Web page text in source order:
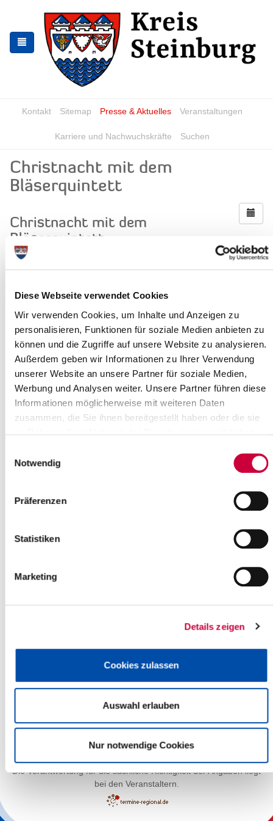
Diese Webseite verwendet Cookies
Wir verwenden Cookies, um Inhalte und Anzeigen zu
personalisieren, Funktionen für soziale Medien anbieten zu
können und die Zugriffe auf unsere Website zu analysieren.
Außerdem geben wir Informationen zu Ihrer Verwendung
unserer Website an unsere Partner für soziale Medien,
Werbung und Analysen weiter. Unsere Partner führen diese
Informationen möglicherweise mit weiteren Daten
zusammen, die Sie ihnen bereitgestellt haben oder die sie
Notwendig
Präferenzen
Statistiken
Marketing
Details zeigen
Cookies zulassen
Auswahl erlauben
Nur notwendige Cookies
springen
springen
Kontakt Sitemap Presse & Aktuelles Veranstaltungen
Karriere und Nachwuchskräfte Suchen
Christnacht mit dem
Bläserquintett
Christnacht mit dem
Bläserquintett
Wann?
Mittwoch, 24.12.2025
23:00 Uhr
Wo genau?
Lutherkirche Lägerdorf, Stiftstraße 21 ,Lägerdorf
Kategorie:
Veranstaltung , Gottesdienste
Quelle
Ev.-Luth. Kirchengemeinde Lägerdorf
Stiftstraße 21
25566 Lägerdorf
Die Verantwortung für die sachliche Richtigkeit der Angaben liegt
bei den Veranstaltern.